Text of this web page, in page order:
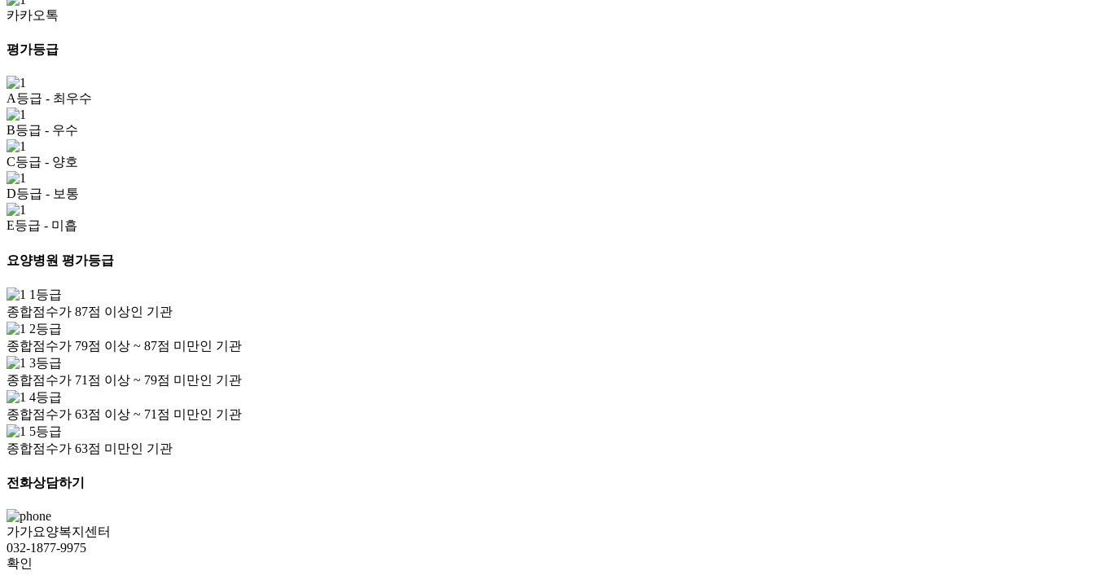
카카오톡
평가등급
A등급 - 최우수
B등급 - 우수
C등급 - 양호
D등급 - 보통
E등급 - 미흡
요양병원 평가등급
1등급
종합점수가 87점 이상인 기관
2등급
종합점수가 79점 이상 ~ 87점 미만인 기관
3등급
종합점수가 71점 이상 ~ 79점 미만인 기관
4등급
종합점수가 63점 이상 ~ 71점 미만인 기관
5등급
종합점수가 63점 미만인 기관
전화상담하기
가가요양복지센터
032-1877-9975
확인